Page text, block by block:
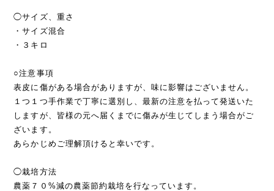
◯サイズ、重さ
・サイズ混合
・３キロ
○注意事項
表皮に傷がある場合がありますが、味に影響はございません。
１つ１つ手作業で丁寧に選別し、最新の注意を払って発送いた
しますが、皆様の元へ届くまでに傷みが生じてしまう場合がご
ざいます。
あらかじめご理解頂けると幸いです。
◯栽培方法
農薬７０%減の農薬節約栽培を行なっています。